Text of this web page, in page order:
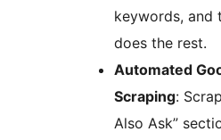
keywords, and
does the rest.
Automated
Scraping:
Also Ask”